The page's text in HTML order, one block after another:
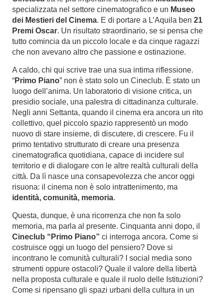
specializzata nel settore cinematografico e un Museo
dei Mestieri del Cinema. E di portare a L’Aquila ben 21
Premi Oscar. Un risultato straordinario, se si pensa che
tutto comincia da un piccolo locale e da cinque ragazzi
che non avevano altro che passione e ostinazione.
A caldo, chi qui scrive trae una sua intima riflessione.
“Primo Piano” non è stato solo un Cineclub. È stato un
luogo dell’anima. Un laboratorio di visione critica, un
presidio sociale, una palestra di cittadinanza culturale.
Negli anni Settanta, quando il cinema era ancora un rito
collettivo, quel piccolo spazio rappresentò un modo
nuovo di stare insieme, di discutere, di crescere. Fu il
primo tentativo strutturato di creare una presenza
cinematografica quotidiana, capace di incidere sul
territorio e di dialogare con le altre realtà culturali della
città. Da lì nasce una consapevolezza che ancor oggi
risuona: il cinema non è solo intrattenimento, ma
identità, comunità, memoria.
Questa, dunque, è una ricorrenza che non fa solo
memoria, ma parla al presente. Cinquanta anni dopo, il
Cineclub “Primo Piano” ci interroga ancora. Come si
costruisce oggi un luogo del pensiero? Dove si
incontrano le comunità culturali? I social media sono
strumenti oppure ostacoli? Quale il valore della libertà
nella proposta culturale e quale il ruolo delle Istituzioni?
Come si ripensano gli spazi urbani della cultura in un